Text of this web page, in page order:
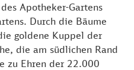
Apotheker-Gartens
Durch die Bäume
goldene Kuppel der
die am südlichen Rand
zu Ehren der 22.000